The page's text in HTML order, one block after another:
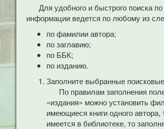
Для удобного и быстрого поиска
информации ведется по любому из
по фамилии автора;
по заглавию;
по ББК;
по изданию.
Заполните выбранные
По правилам заполнения
«издания» можно установить
имеющиеся книги одного автора,
имеется в библиотеке, то